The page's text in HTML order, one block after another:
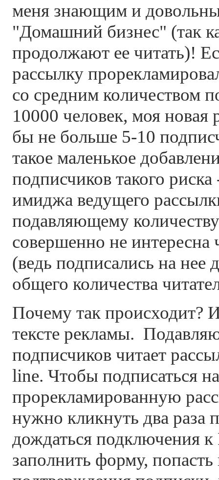
меня знающим и
"Домашний бизнес" (так
продолжают ее читать)!
рассылку
со средним количеством
10000 человек, моя новая
бы не больше 5-10
такое маленькое
подписчиков такого
имиджа ведущего
подавляющему
совершенно не интересна
(ведь подписались на нее
общего количества
Почему так происходит?
тексте рекламы.
подписчиков читает
line. Чтобы подписаться на
прорекламированную
нужно кликнуть два раза
дождаться подключения к
заполнить форму, попасть